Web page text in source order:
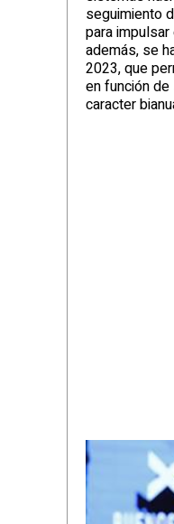
seguimiento
para
además, se
2023, que
en función
caracter